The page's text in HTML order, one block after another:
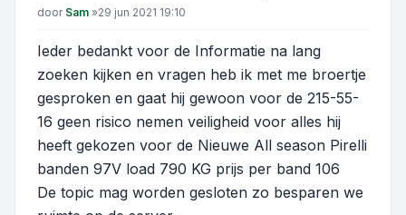
Bericht
door Sam »29 jun 2021 19:10
Ieder bedankt voor de Informatie na lang
zoeken kijken en vragen heb ik met me broertje
gesproken en gaat hij gewoon voor de 215-55-
16 geen risico nemen veiligheid voor alles hij
heeft gekozen voor de Nieuwe All season Pirelli
banden 97V load 790 KG prijs per band 106
De topic mag worden gesloten zo besparen we